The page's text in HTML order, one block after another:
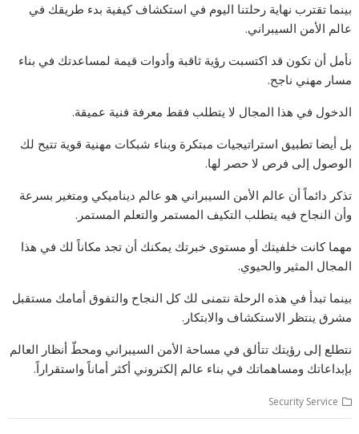
بينما تقترب نهاية رحلتنا اليوم في استكشاف كيفية بدء طريقك في
عالم الأمن السيبراني.
نأمل أن تكون قد اكتسبت رؤية ثاقبة وأدوات قيمة لمساعدتك في بناء
مسار مهني ناجح.
الدخول في هذا المجال لا يتطلب فقط معرفة فنية عميقة.
بل أيضا تطبيق استراتيجيات مبتكرة وبناء شبكات مهنية قوية تتيح لك
الوصول إلى فرص لا حصر لها.
تذكر دائماً أن عالم الأمن السيبراني هو عالم ديناميكي ومتغير بسرعة
وأن النجاح فيه يتطلب التكيف المستمر والتعلم المستمر.
مهما كانت خلفيتك أو مستوى خبرتك يمكنك أن تجد مكاناً لك في هذا
المجال المثير والحيوي.
بينما تبدأ في هذه الرحلة نتمنى لك كل النجاح والتفوق أمامك مستقبل
مشرق ينتظر الاستكشاف والابتكار.
نتطلع إلى رؤيتك تتألق في مساحة الأمن السيبراني ومحطّ أنظار العالم
بإبداعاتك ومساهماتك في بناء عالم إلكتروني أكثر أماناً واستقراراً.
Security Service